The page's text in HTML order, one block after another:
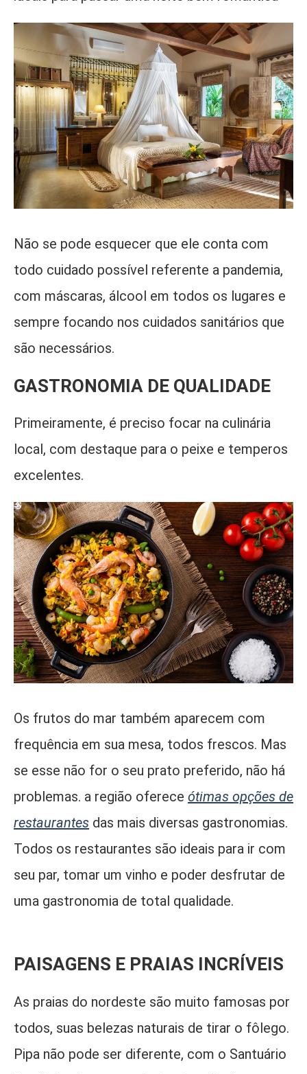
Não se pode esquecer que ele conta com
todo cuidado possível referente a pandemia,
com máscaras, álcool em todos os lugares e
sempre focando nos cuidados sanitários que
são necessários.
GASTRONOMIA DE QUALIDADE
Primeiramente, é preciso focar na culinária
local, com destaque para o peixe e temperos
excelentes.
Os frutos do mar também aparecem com
frequência em sua mesa, todos frescos. Mas
se esse não for o seu prato preferido, não há
problemas. a região oferece ótimas opções de
restaurantes das mais diversas gastronomias.
Todos os restaurantes são ideais para ir com
seu par, tomar um vinho e poder desfrutar de
uma gastronomia de total qualidade.
PAISAGENS E PRAIAS INCRÍVEIS
As praias do nordeste são muito famosas por
todos, suas belezas naturais de tirar o fôlego.
Pipa não pode ser diferente, com o Santuário